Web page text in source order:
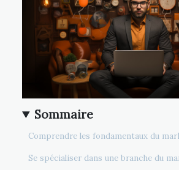
Sommaire
Comprendre les fondamentaux du
Se spécialiser dans une branche du